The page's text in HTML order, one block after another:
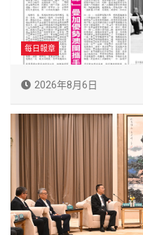
每日報章
2026年8月6日